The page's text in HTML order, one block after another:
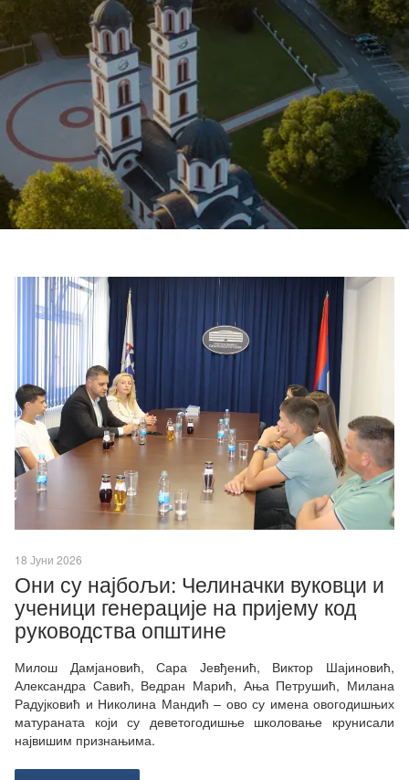
18 Јуни 2026
Они су најбољи: Челиначки вуковци и
ученици генерације на пријему код
руководства општине
Милош Дамјановић, Сара Јевђенић, Виктор Шајиновић,
Александра Савић, Ведран Марић, Ања Петрушић, Милана
Радујковић и Николина Мандић – ово су имена овогодишњих
матураната који су деветогодишње школовање крунисали
највишим признањима.